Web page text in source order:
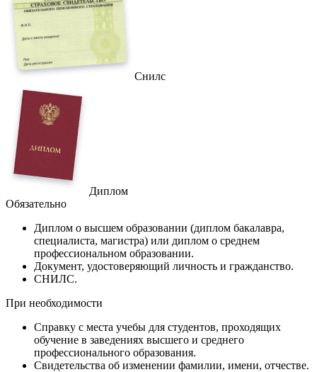
Снилс
Диплом
Обязательно
Диплом о высшем образовании (диплом бакалавра,
специалиста, магистра) или диплом о среднем
профессиональном образовании.
Документ, удостоверяющий личность и гражданство.
СНИЛС.
При необходимости
Справку с места учебы для студентов, проходящих
обучение в заведениях высшего и среднего
профессионального образования.
Свидетельства об изменении фамилии, имени, отчестве.